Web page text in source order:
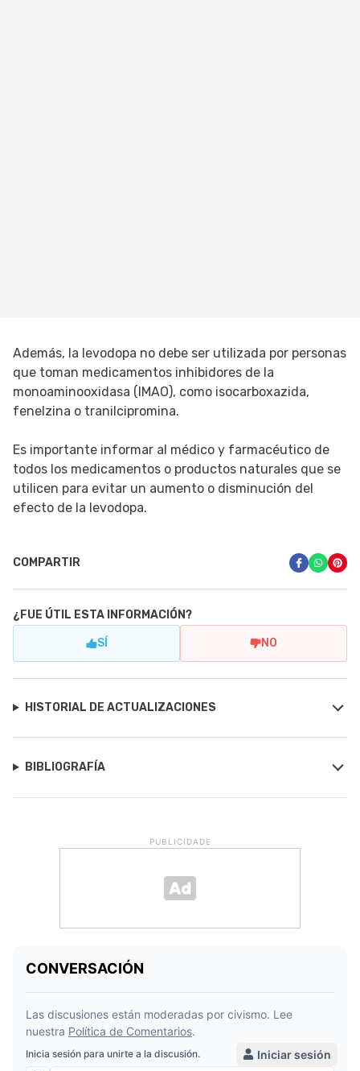
Además, la levodopa no debe ser utilizada por personas
que toman medicamentos inhibidores de la
monoaminooxidasa (IMAO), como isocarboxazida,
fenelzina o tranilcipromina.
Es importante informar al médico y farmacéutico de
todos los medicamentos o productos naturales que se
utilicen para evitar un aumento o disminución del
efecto de la levodopa.
COMPARTIR
¿FUE ÚTIL ESTA INFORMACIÓN?
SÍ NO
HISTORIAL DE ACTUALIZACIONES
BIBLIOGRAFÍA
PUBLICIDADE